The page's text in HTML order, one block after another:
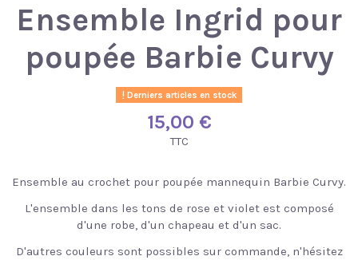
Ensemble Ingrid pour
poupée Barbie Curvy
Derniers articles en stock
15,00 €
TTC
Ensemble au crochet pour poupée mannequin Barbie Curvy.
L'ensemble dans les tons de rose et violet est composé
d'une robe, d'un chapeau et d'un sac.
D'autres couleurs sont possibles sur commande, n'hésitez